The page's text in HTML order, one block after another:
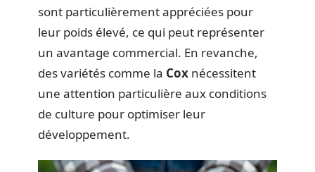
sont particulièrement appréciées pour
leur poids élevé, ce qui peut représenter
un avantage commercial. En revanche,
des variétés comme la Cox nécessitent
une attention particulière aux conditions
de culture pour optimiser leur
développement.